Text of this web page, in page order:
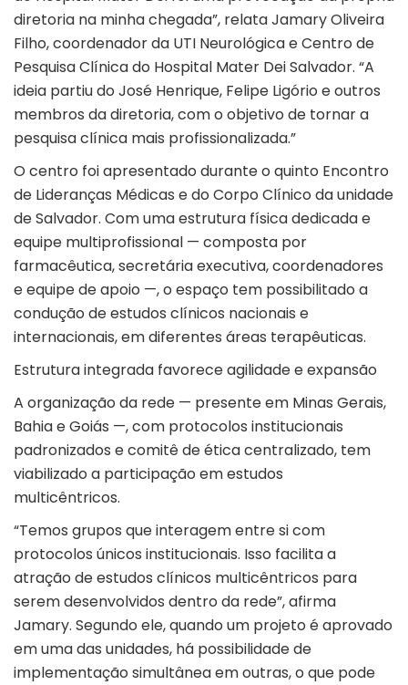
diretoria na minha chegada”, relata Jamary Oliveira
Filho, coordenador da UTI Neurológica e Centro de
Pesquisa Clínica do Hospital Mater Dei Salvador. “A
ideia partiu do José Henrique, Felipe Ligório e outros
membros da diretoria, com o objetivo de tornar a
pesquisa clínica mais profissionalizada.”
O centro foi apresentado durante o quinto Encontro
de Lideranças Médicas e do Corpo Clínico da unidade
de Salvador. Com uma estrutura física dedicada e
equipe multiprofissional — composta por
farmacêutica, secretária executiva, coordenadores
e equipe de apoio —, o espaço tem possibilitado a
condução de estudos clínicos nacionais e
internacionais, em diferentes áreas terapêuticas.
Estrutura integrada favorece agilidade e expansão
A organização da rede — presente em Minas Gerais,
Bahia e Goiás —, com protocolos institucionais
padronizados e comitê de ética centralizado, tem
viabilizado a participação em estudos
multicêntricos.
“Temos grupos que interagem entre si com
protocolos únicos institucionais. Isso facilita a
atração de estudos clínicos multicêntricos para
serem desenvolvidos dentro da rede”, afirma
Jamary. Segundo ele, quando um projeto é aprovado
em uma das unidades, há possibilidade de
implementação simultânea em outras, o que pode